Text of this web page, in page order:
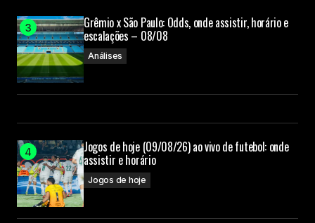
Grêmio x São Paulo: Odds, onde assistir, horário e
escalações – 08/08
Análises
Jogos de hoje (09/08/26) ao vivo de futebol: onde
assistir e horário
Jogos de hoje